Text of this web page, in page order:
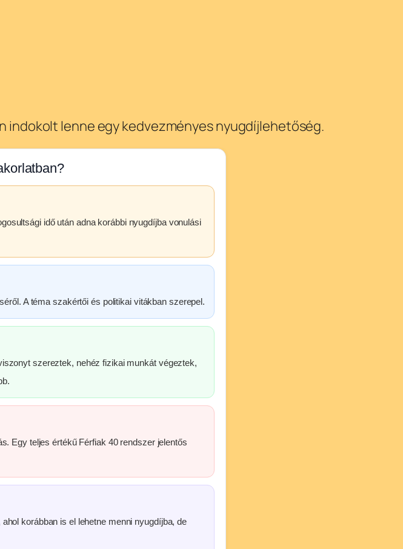
indokolt lenne egy kedvezményes nyugdíjlehetőség.
idő után adna korábbi nyugdíjba vonulási
A téma szakértői és politikai vitákban szerepel.
szereztek, nehéz fizikai munkát végeztek,
Egy teljes értékű Férfiak 40 rendszer jelentős
korábban is el lehetne menni nyugdíjba, de